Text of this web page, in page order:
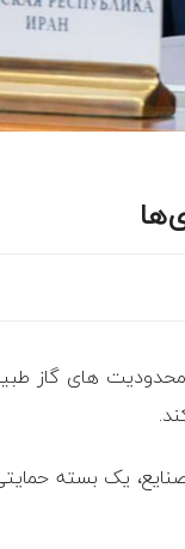
محدودیت های
یک بسته